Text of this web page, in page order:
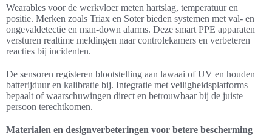
Wearables voor de werkvloer meten hartslag, temperatuur en
positie. Merken zoals Triax en Soter bieden systemen met val- en
ongevaldetectie en man-down alarms. Deze smart PPE apparaten
versturen realtime meldingen naar controlekamers en verbeteren
reacties bij incidenten.
De sensoren registeren blootstelling aan lawaai of UV en houden
batterijduur en kalibratie bij. Integratie met veiligheidsplatforms
bepaalt of waarschuwingen direct en betrouwbaar bij de juiste
persoon terechtkomen.
Materialen en designverbeteringen voor betere bescherming